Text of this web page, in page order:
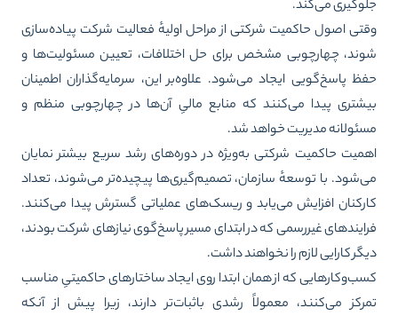
می‌کند.
اصول حاکمیت شرکتی از مراحل اولیهٔ فعالیت شرکت پیاده‌سازی
چهارچوبی مشخص برای حل اختلافات، تعیین مسئولیت‌ها و
پاسخ‌گویی ایجاد می‌شود. علاوه‌بر این، سرمایه‌گذاران اطمینان
پیدا می‌کنند که منابع مالیِ آن‌ها در چهارچوبی منظم و
مدیریت خواهد شد.
حاکمیت شرکتی به‌ویژه در دوره‌های رشد سریع بیشتر نمایان
با توسعهٔ سازمان، تصمیم‌گیری‌ها پیچیده‌تر می‌شوند، تعداد
افزایش می‌یابد و ریسک‌های عملیاتی گسترش پیدا می‌کنند.
غیررسمی که در ابتدای مسیر پاسخ‌گوی نیازهای شرکت بودند،
کارایی لازم را نخواهند داشت.
که از همان ابتدا روی ایجاد ساختارهای حاکمیتیِ مناسب
می‌کنند، معمولاً رشدی باثبات‌تر دارند، زیرا پیش از آنکه